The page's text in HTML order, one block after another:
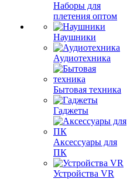
Наборы для
плетения оптом
Наушники
Аудиотехника
Бытовая техника
Гаджеты
Аксессуары для
ПК
Устройства VR